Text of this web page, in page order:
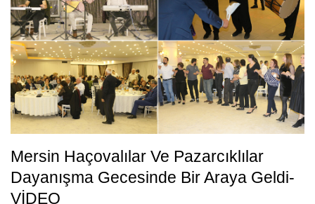
Mersin Haçovalılar Ve Pazarcıklılar
Dayanışma Gecesinde Bir Araya Geldi-
VİDEO